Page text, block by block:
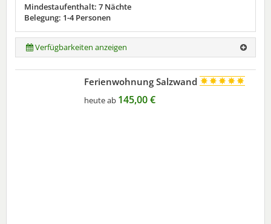
Mindestaufenthalt: 7 Nächte
Belegung: 1-4 Personen
Verfügbarkeiten anzeigen
Ferienwohnung Salzwand
heute ab 145,00 €